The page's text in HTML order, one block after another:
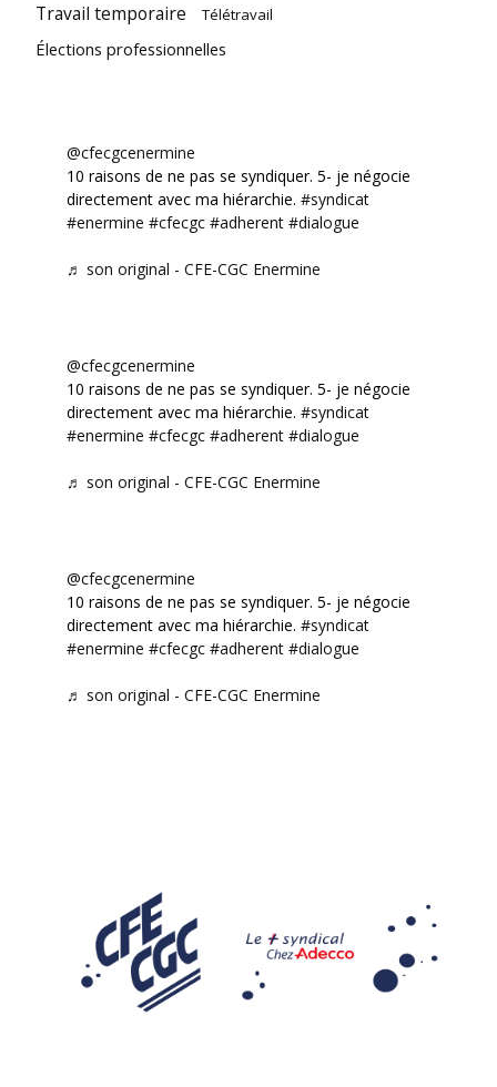
Travail temporaire Télétravail
Élections professionnelles
@cfecgcenermine
10 raisons de ne pas se syndiquer. 5- je négocie
directement avec ma hiérarchie. #syndicat
#enermine #cfecgc #adherent #dialogue
♬ son original - CFE-CGC Enermine
@cfecgcenermine
10 raisons de ne pas se syndiquer. 5- je négocie
directement avec ma hiérarchie. #syndicat
#enermine #cfecgc #adherent #dialogue
♬ son original - CFE-CGC Enermine
@cfecgcenermine
10 raisons de ne pas se syndiquer. 5- je négocie
directement avec ma hiérarchie. #syndicat
#enermine #cfecgc #adherent #dialogue
♬ son original - CFE-CGC Enermine